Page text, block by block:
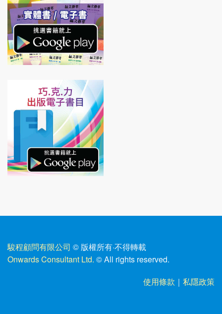
駿程顧問有限公司 © 版權所有·不得轉載
Onwards Consultant Ltd. © All rights reserved.
使用條款 ｜ 私隱政策